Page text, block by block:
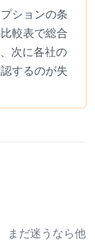
ションの条
較表で総合
次に各社の
するのが失
まだ迷うなら他